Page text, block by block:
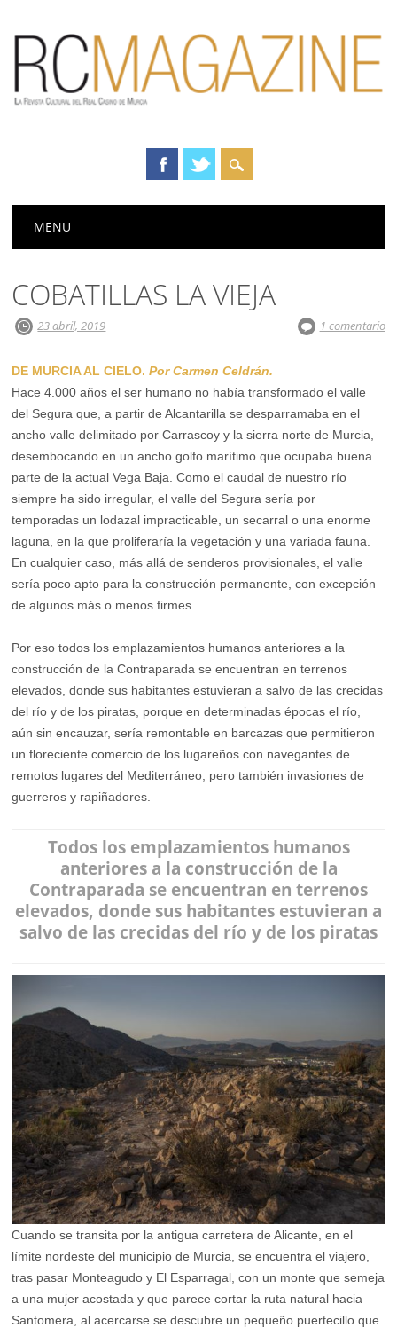
Menú principal
MENU
COBATILLAS LA VIEJA
23 abril, 2019 1 comentario
DE MURCIA AL CIELO.Por Carmen Celdrán.
Hace 4.000 años el ser humano no había transformado el valle
del Segura que, a partir de Alcantarilla se desparramaba en el
ancho valle delimitado por Carrascoy y la sierra norte de Murcia,
desembocando en un ancho golfo marítimo que ocupaba buena
parte de la actual Vega Baja. Como el caudal de nuestro río
siempre ha sido irregular, el valle del Segura sería por
temporadas un lodazal impracticable, un secarral o una enorme
laguna, en la que proliferaría la vegetación y una variada fauna.
En cualquier caso, más allá de senderos provisionales, el valle
sería poco apto para la construcción permanente, con excepción
de algunos más o menos firmes.
Por eso todos los emplazamientos humanos anteriores a la
construcción de la Contraparada se encuentran en terrenos
elevados, donde sus habitantes estuvieran a salvo de las crecidas
del río y de los piratas, porque en determinadas épocas el río,
aún sin encauzar, sería remontable en barcazas que permitieron
un floreciente comercio de los lugareños con navegantes de
remotos lugares del Mediterráneo, pero también invasiones de
guerreros y rapiñadores.
Todos los emplazamientos humanos
anteriores a la construcción de la
Contraparada se encuentran en terrenos
elevados, donde sus habitantes estuvieran a
salvo de las crecidas del río y de los piratas
Cuando se transita por la antigua carretera de Alicante, en el
límite nordeste del municipio de Murcia, se encuentra el viajero,
tras pasar Monteagudo y El Esparragal, con un monte que semeja
a una mujer acostada y que parece cortar la ruta natural hacia
Santomera, al acercarse se descubre un pequeño puertecillo que